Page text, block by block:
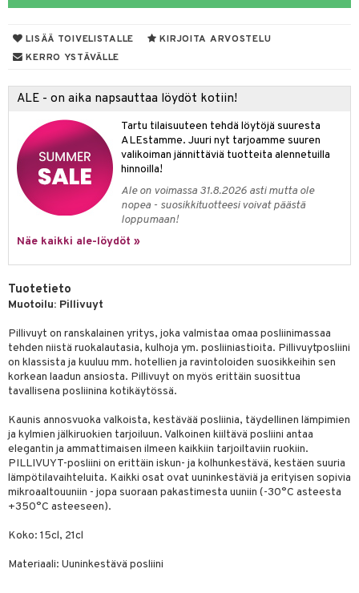
LISÄÄ TOIVELISTALLE
KIRJOITA ARVOSTELU
KERRO YSTÄVÄLLE
ALE - on aika napsauttaa löydöt kotiin!
Tartu tilaisuuteen tehdä löytöjä suuresta
ALEstamme. Juuri nyt tarjoamme suuren
valikoiman jännittäviä tuotteita alennetuilla
hinnoilla!
Ale on voimassa 31.8.2026 asti mutta ole
nopea - suosikkituotteesi voivat päästä
loppumaan!
Näe kaikki ale-löydöt »
Tuotetieto
Muotoilu: Pillivuyt
Pillivuyt on ranskalainen yritys, joka valmistaa omaa posliinimassaa
tehden niistä ruokalautasia, kulhoja ym. posliiniastioita. Pillivuytposliini
on klassista ja kuuluu mm. hotellien ja ravintoloiden suosikkeihin sen
korkean laadun ansiosta. Pillivuyt on myös erittäin suosittua
tavallisena posliinina kotikäytössä.
Kaunis annosvuoka valkoista, kestävää posliinia, täydellinen lämpimien
ja kylmien jälkiruokien tarjoiluun. Valkoinen kiiltävä posliini antaa
elegantin ja ammattimaisen ilmeen kaikkiin tarjoiltaviin ruokiin.
PILLIVUYT-posliini on erittäin iskun- ja kolhunkestävä, kestäen suuria
lämpötilavaihteluita. Kaikki osat ovat uuninkestäviä ja erityisen sopivia
mikroaaltouuniin - jopa suoraan pakastimesta uuniin (-30°C asteesta
+350°C asteeseen).
Koko: 15cl, 21cl
Materiaali: Uuninkestävä posliini
tarvikkeita
tekstiilit
koristelu
Saalit
& Tyynyliinat
& Peitot
& Korit
& Veistokset
Art
& Lyhdyt
& Hyllyt
& Koukut
& Korit
tekstiilit
tekstiilit
tekstiilit
& Tyynyliinat
& Peitot
hyönteissuoja
ruokinta
& Lyhdyt
& vastauksia